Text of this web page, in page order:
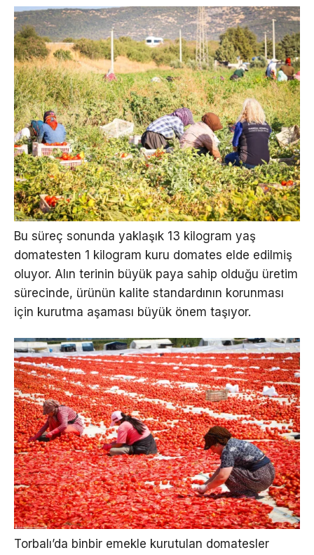
Bu süreç sonunda yaklaşık 13 kilogram yaş
domatesten 1 kilogram kuru domates elde edilmiş
oluyor. Alın terinin büyük paya sahip olduğu üretim
sürecinde, ürünün kalite standardının korunması
için kurutma aşaması büyük önem taşıyor.
Torbalı’da binbir emekle kurutulan domatesler